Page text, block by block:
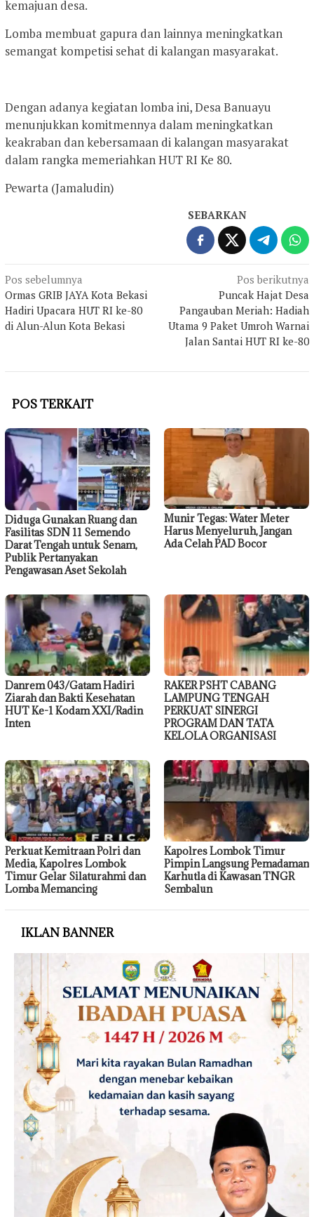
kemajuan desa.
Lomba membuat gapura dan lainnya meningkatkan
semangat kompetisi sehat di kalangan masyarakat.
Dengan adanya kegiatan lomba ini, Desa Banuayu
menunjukkan komitmennya dalam meningkatkan
keakraban dan kebersamaan di kalangan masyarakat
dalam rangka memeriahkan HUT RI Ke 80.
Pewarta (Jamaludin)
SEBARKAN
Navigasi
pos
Pos sebelumnya
Ormas GRIB JAYA Kota Bekasi
Hadiri Upacara HUT RI ke-80
di Alun-Alun Kota Bekasi
Pos berikutnya
Puncak Hajat Desa
Pangauban Meriah: Hadiah
Utama 9 Paket Umroh Warnai
Jalan Santai HUT RI ke-80
POS TERKAIT
Diduga Gunakan Ruang dan
Fasilitas SDN 11 Semendo
Darat Tengah untuk Senam,
Publik Pertanyakan
Pengawasan Aset Sekolah
Munir Tegas: Water Meter
Harus Menyeluruh, Jangan
Ada Celah PAD Bocor
Danrem 043/Gatam Hadiri
Ziarah dan Bakti Kesehatan
HUT Ke-1 Kodam XXI/Radin
Inten
RAKER PSHT CABANG
LAMPUNG TENGAH
PERKUAT SINERGI
PROGRAM DAN TATA
KELOLA ORGANISASI
Perkuat Kemitraan Polri dan
Media, Kapolres Lombok
Timur Gelar Silaturahmi dan
Lomba Memancing
Kapolres Lombok Timur
Pimpin Langsung Pemadaman
Karhutla di Kawasan TNGR
Sembalun
IKLAN BANNER